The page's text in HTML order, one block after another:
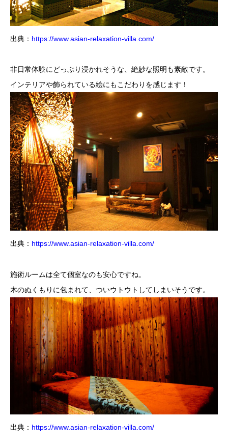
出典： https://www.asian-relaxation-villa.com/
非日常体験にどっぷり浸かれそうな、絶妙な照明も素敵です。
インテリアや飾られている絵にもこだわりを感じます！
出典： https://www.asian-relaxation-villa.com/
施術ルームは全て個室なのも安心ですね。
木のぬくもりに包まれて、ついウトウトしてしまいそうです。
出典： https://www.asian-relaxation-villa.com/